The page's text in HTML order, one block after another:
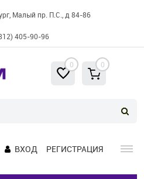
Малый пр. П.С., д 84-86
405-90-96
0 0
ВХОД РЕГИСТРАЦИЯ